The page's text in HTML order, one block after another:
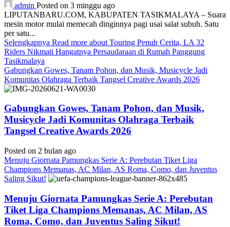
admin Posted on 3 minggu ago
LIPUTANBARU.COM, KABUPATEN TASIKMALAYA – Suara
mesin motor mulai memecah dinginnya pagi usai salat subuh. Satu
per satu...
Selengkapnya Read more about Touring Penuh Cerita, LA 32
Riders Nikmati Hangatnya Persaudaraan di Rumah Panggung
Tasikmalaya
Gabungkan Gowes, Tanam Pohon, dan Musik, Musicycle Jadi
Komunitas Olahraga Terbaik Tangsel Creative Awards 2026
Gabungkan Gowes, Tanam Pohon, dan Musik,
Musicycle Jadi Komunitas Olahraga Terbaik
Tangsel Creative Awards 2026
Posted on 2 bulan ago
Menuju Giornata Pamungkas Serie A: Perebutan Tiket Liga
Champions Memanas, AC Milan, AS Roma, Como, dan Juventus
Saling Sikut!
Menuju Giornata Pamungkas Serie A: Perebutan
Tiket Liga Champions Memanas, AC Milan, AS
Roma, Como, dan Juventus Saling Sikut!